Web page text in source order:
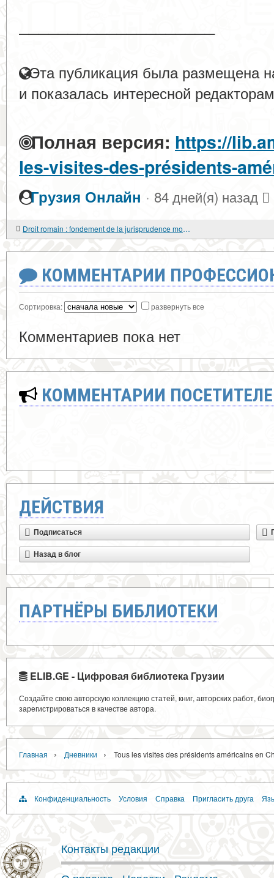
Эта публикация была размещена
и показалась интересной
Полная версия: https://
les-visites-des-présidents-
Грузия Онлайн · 84 дней(я) назад
Droit romain : fondement de la jurisprudence moderne
КОММЕНТАРИИ
Сортировка: развернуть все
Комментариев пока нет
КОММЕНТАРИИ
ДЕЙСТВИЯ
Подписаться
Назад в блог
ПАРТНЁРЫ БИБЛИОТЕКИ
ELIB.GE - Цифровая библиотека Грузии
Создайте свою авторскую коллекцию статей, книг, авторских работ,
зарегистрироваться в качестве автора.
Главная › Дневники › Tous les visites des présidents américains en
Конфиденциальность Условия Справка Пригласить друга
Контакты редакции